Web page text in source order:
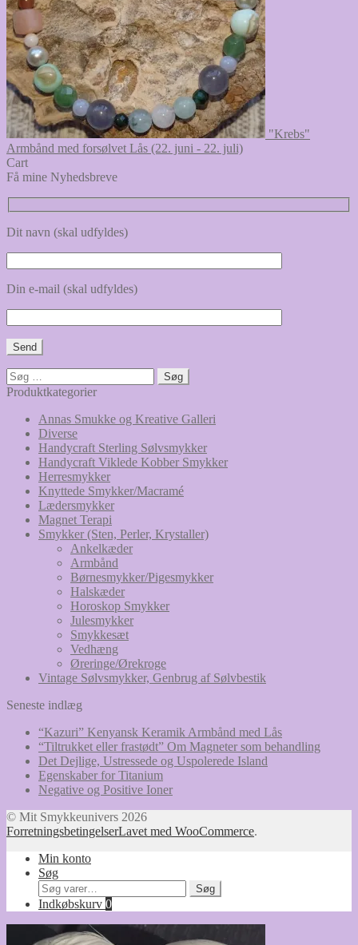
"Krebs"
Armbånd med forsølvet Lås (22. juni - 22. juli)
Cart
Få mine Nyhedsbreve
Dit navn (skal udfyldes)
Din e-mail (skal udfyldes)
Søg
efter:
Produktkategorier
Annas Smukke og Kreative Galleri
Diverse
Handycraft Sterling Sølvsmykker
Handycraft Viklede Kobber Smykker
Herresmykker
Knyttede Smykker/Macramé
Lædersmykker
Magnet Terapi
Smykker (Sten, Perler, Krystaller)
Ankelkæder
Armbånd
Børnesmykker/Pigesmykker
Halskæder
Horoskop Smykker
Julesmykker
Smykkesæt
Vedhæng
Øreringe/Ørekroge
Vintage Sølvsmykker, Genbrug af Sølvbestik
Seneste indlæg
“Kazuri” Kenyansk Keramik Armbånd med Lås
“Tiltrukket eller frastødt” Om Magneter som behandling
Det Dejlige, Ustressede og Uspolerede Island
Egenskaber for Titanium
Negative og Positive Ioner
© Mit Smykkeunivers 2026
ForretningsbetingelserLavet med WooCommerce.
Min konto
Søg
Søg
efter:
Søg
Indkøbskurv 0